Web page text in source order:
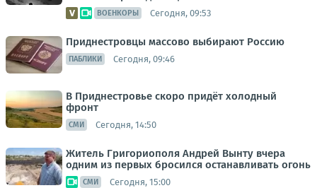
ВОЕНКОРЫ Сегодня, 09:53
Приднестровцы массово выбирают Россию
ПАБЛИКИ Сегодня, 09:46
В Приднестровье скоро придёт холодный
фронт
СМИ Сегодня, 14:50
Житель Григориополя Андрей Вынту вчера
одним из первых бросился останавливать огонь
СМИ Сегодня, 15:00